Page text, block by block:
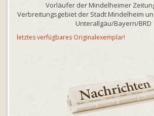
Vorläufer der Mindelheimer
Verbreitungsgebiet der Stadt Mindelheim
Unterallgäu/Bayern/BRD
letztes verfügbares Originalexemplar!